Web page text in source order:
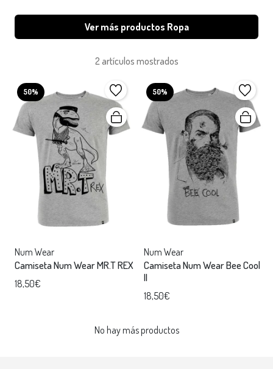
Ver más productos Ropa
2 artículos mostrados
50%
Num Wear
Camiseta Num Wear MR.T REX
18,50€
50%
Num Wear
Camiseta Num Wear Bee Cool
II
18,50€
No hay más productos